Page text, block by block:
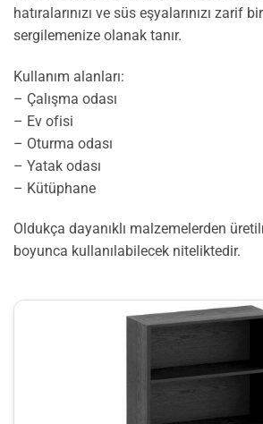
hatıralarınızı ve süs eşyalarınızı zarif
sergilemenize olanak tanır.
Kullanım alanları:
– Çalışma odası
– Ev ofisi
– Oturma odası
– Yatak odası
– Kütüphane
Oldukça dayanıklı malzemelerden
boyunca kullanılabilecek niteliktedir.